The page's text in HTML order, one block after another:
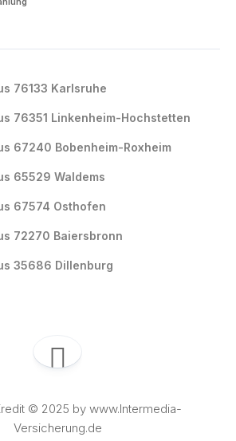
76133 Karlsruhe
76351 Linkenheim-Hochstetten
67240 Bobenheim-Roxheim
65529 Waldems
67574 Osthofen
72270 Baiersbronn
35686 Dillenburg
© 2025 by www.Intermedia-
Versicherung.de